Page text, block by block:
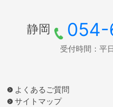
静岡 054-
受付時間：平
よくあるご質問
サイトマップ